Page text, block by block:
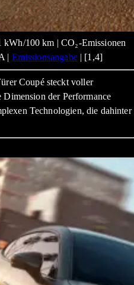
100 km | CO₂-Emissionen
| Emissionsangabe| [1,4]
Coupé steckt voller
Dimension der Performance
Technologien, die dahinter